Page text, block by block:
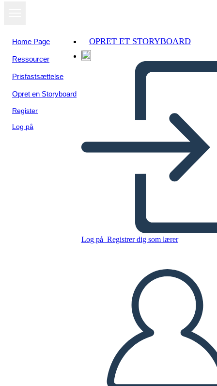
Home Page
Ressourcer
Prisfastsættelse
Opret en Storyboard
Register
Log på
OPRET ET STORYBOARD
Log på Registrer dig som lærer
Poder de Negociación en
Acción
Kopier dette storyboard
LAVE ET STORYBOARD
AFSPIL DIASSHOW
LÆS FOR MIG